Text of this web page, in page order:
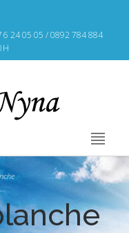
24 05 05 / 0892 784 884